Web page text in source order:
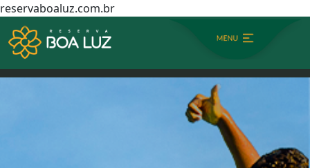
reservaboaluz.com.br